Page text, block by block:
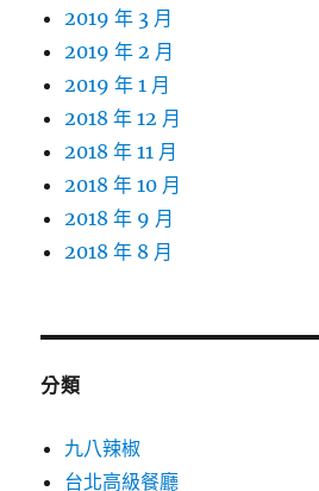
2019 年 3 月
2019 年 2 月
2019 年 1 月
2018 年 12 月
2018 年 11 月
2018 年 10 月
2018 年 9 月
2018 年 8 月
分類
九八辣椒
台北高級餐廳